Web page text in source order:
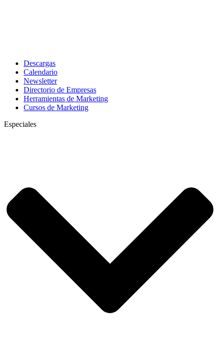
Descargas
Calendario
Newsletter
Directorio de Empresas
Herramientas de Marketing
Cursos de Marketing
Especiales